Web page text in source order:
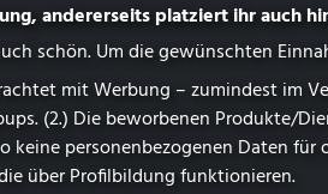
andererseits platziert ihr auch
schön. Um die gewünschten
mit Werbung – zumindest im
(2.) Die beworbenen Produkte⁠/​
personenbezogenen Daten
über Profilbildung funktionieren.